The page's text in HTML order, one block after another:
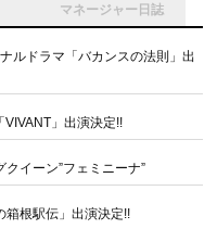
マネージャー日誌
ルドラマ「バカンスの法則」出
VIVANT」出演決定!!
クイーン”フェミニーナ”
箱根駅伝」出演決定!!